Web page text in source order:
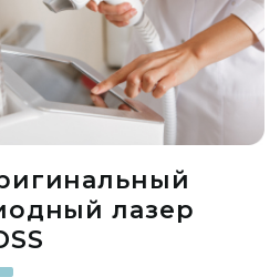
лазер